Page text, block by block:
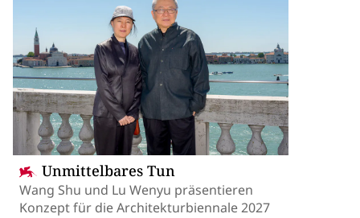
Unmittelbares Tun
Wang Shu und Lu Wenyu präsentieren
Konzept für die Architekturbiennale 2027